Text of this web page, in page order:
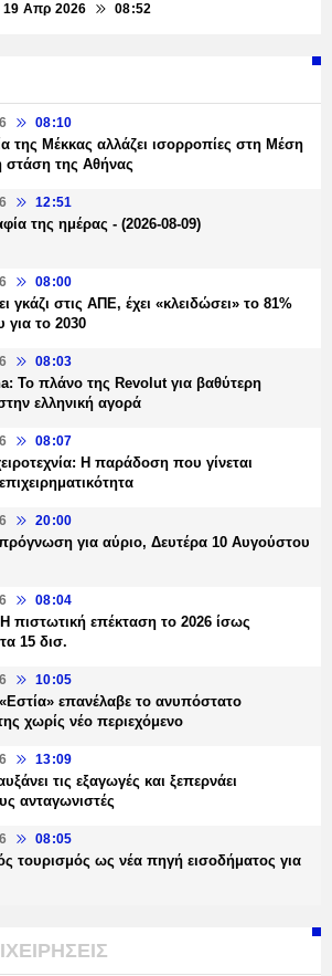
19 Απρ 2026 08:52
08:10
της Μέκκας αλλάζει ισορροπίες στη Μέση
στάση της Αθήνας
12:51
της ημέρας - (2026-08-09)
08:00
γκάζι στις ΑΠΕ, έχει «κλειδώσει» το 81%
για το 2030
08:03
Το πλάνο της Revolut για βαθύτερη
ελληνική αγορά
08:07
Η παράδοση που γίνεται
20:00
για αύριο, Δευτέρα 10 Αυγούστου
08:04
πιστωτική επέκταση το 2026 ίσως
15 δισ.
10:05
επανέλαβε το ανυπόστατο
χωρίς νέο περιεχόμενο
13:09
τις εξαγωγές και ξεπερνάει
ανταγωνιστές
08:05
τουρισμός ως νέα πηγή εισοδήματος για